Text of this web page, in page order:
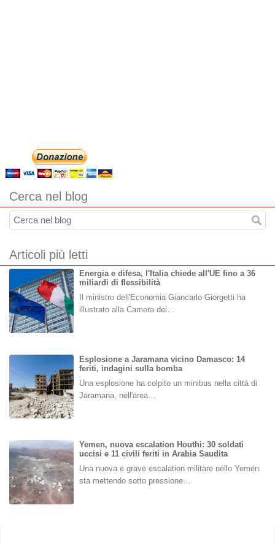
Cerca nel blog
Articoli più letti
Energia e difesa, l'Italia chiede all'UE fino a 36
miliardi di flessibilità
Il ministro dell'Economia Giancarlo Giorgetti ha
illustrato alla Camera dei…
Esplosione a Jaramana vicino Damasco: 14
feriti, indagini sulla bomba
Una esplosione ha colpito un minibus nella città di
Jaramana, nell'area…
Yemen, nuova escalation Houthi: 30 soldati
uccisi e 11 civili feriti in Arabia Saudita
Una nuova e grave escalation militare nello Yemen
sta mettendo sotto pressione…